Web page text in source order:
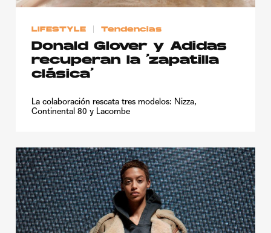
LIFESTYLE Tendencias
Donald Glover y Adidas
recuperan la ‘zapatilla
clásica’
La colaboración rescata tres modelos: Nizza,
Continental 80 y Lacombe